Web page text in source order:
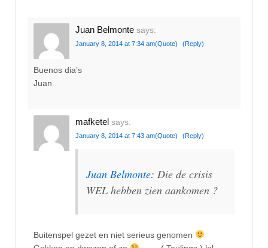
Juan Belmonte says:
January 8, 2014 at 7:34 am(Quote) (Reply)
Buenos dia’s
Juan
mafketel says:
January 8, 2014 at 7:43 am(Quote) (Reply)
Juan Belmonte: Die de crisis
WEL hebben zien aankomen ?
Buitenspel gezet en niet serieus genomen